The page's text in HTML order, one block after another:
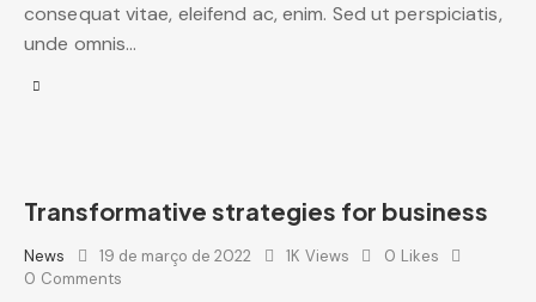
consequat vitae, eleifend ac, enim. Sed ut perspiciatis,
unde omnis…
Transformative strategies for business
News 19 de março de 2022 1K Views 0 Likes
0 Comments